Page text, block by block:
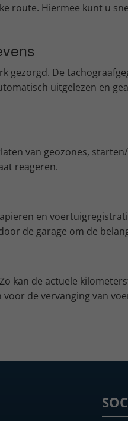
route. Hiermee kunt u
gezorgd. De
uitgelezen en
van geozones,
reageren.
en
de garage om de
kan de actuele
de vervanging van